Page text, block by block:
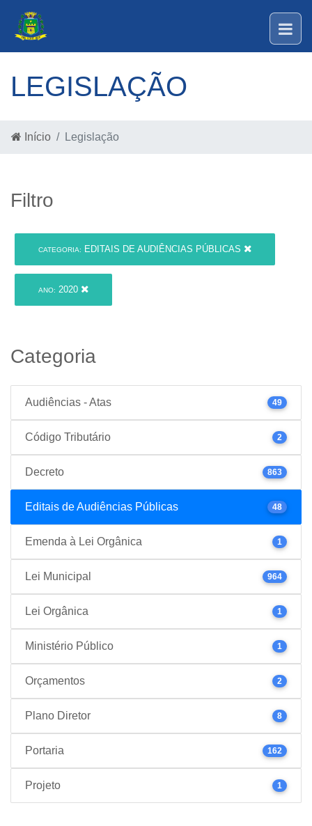
LEGISLAÇÃO
Início Legislação
Filtro
CATEGORIA: EDITAIS DE AUDIÊNCIAS PÚBLICAS
ANO: 2020
Categoria
Audiências - Atas 49
Código Tributário 2
Decreto 863
Editais de Audiências Públicas 48
Emenda à Lei Orgânica 1
Lei Municipal 964
Lei Orgânica 1
Ministério Público 1
Orçamentos 2
Plano Diretor 8
Portaria 162
Projeto 1